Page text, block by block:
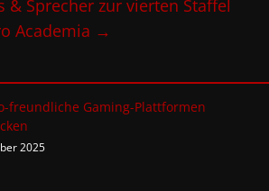
& Sprecher zur vierten Staffel
Academia →
freundliche Gaming-Plattformen
2025